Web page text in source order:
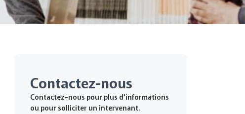
Contactez-nous
Contactez-nous pour plus d'informations
ou pour solliciter un intervenant.